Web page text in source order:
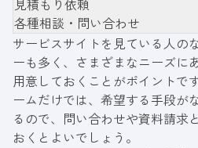
見積もり依頼
各種相談・問い合わせ
サービスサイトを見ている人の
ーも多く、さまざまなニーズに
用意しておくことがポイントで
ームだけでは、希望する手段が
るので、問い合わせや資料請求
おくとよいでしょう。